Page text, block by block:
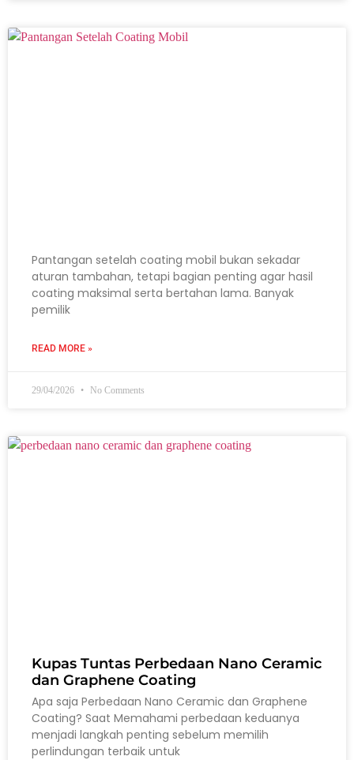
Pantangan setelah coating mobil bukan sekadar
aturan tambahan, tetapi bagian penting agar hasil
coating maksimal serta bertahan lama. Banyak
pemilik
READ MORE »
29/04/2026 No Comments
Kupas Tuntas Perbedaan Nano Ceramic
dan Graphene Coating
Apa saja Perbedaan Nano Ceramic dan Graphene
Coating? Saat Memahami perbedaan keduanya
menjadi langkah penting sebelum memilih
perlindungan terbaik untuk